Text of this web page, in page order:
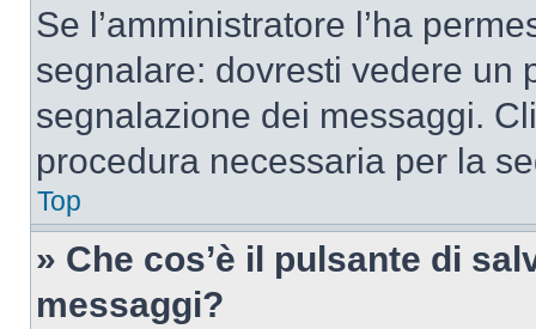
Se l’amministratore l’ha
segnalare: dovresti vedere un
segnalazione dei messaggi.
procedura necessaria per la
Top
» Che cos’è il pulsante di
messaggi?